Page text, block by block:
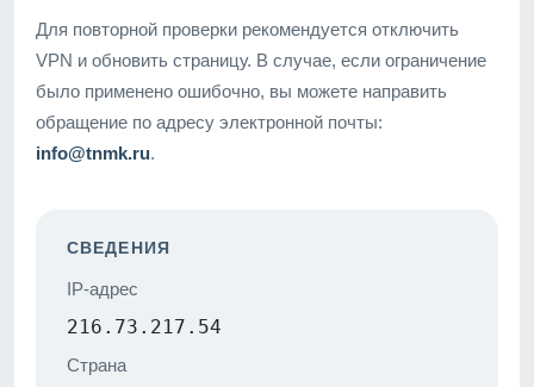
Для повторной проверки рекомендуется отключить
VPN и обновить страницу. В случае, если ограничение
было применено ошибочно, вы можете направить
обращение по адресу электронной почты:
info@tnmk.ru.
СВЕДЕНИЯ
IP-адрес
216.73.217.54
Страна